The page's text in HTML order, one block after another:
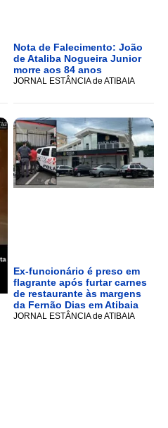
Nota de Falecimento: João
de Ataliba Nogueira Junior
morre aos 84 anos
JORNAL ESTÂNCIA de ATIBAIA
Ex-funcionário é preso em
flagrante após furtar carnes
de restaurante às margens
da Fernão Dias em Atibaia
JORNAL ESTÂNCIA de ATIBAIA